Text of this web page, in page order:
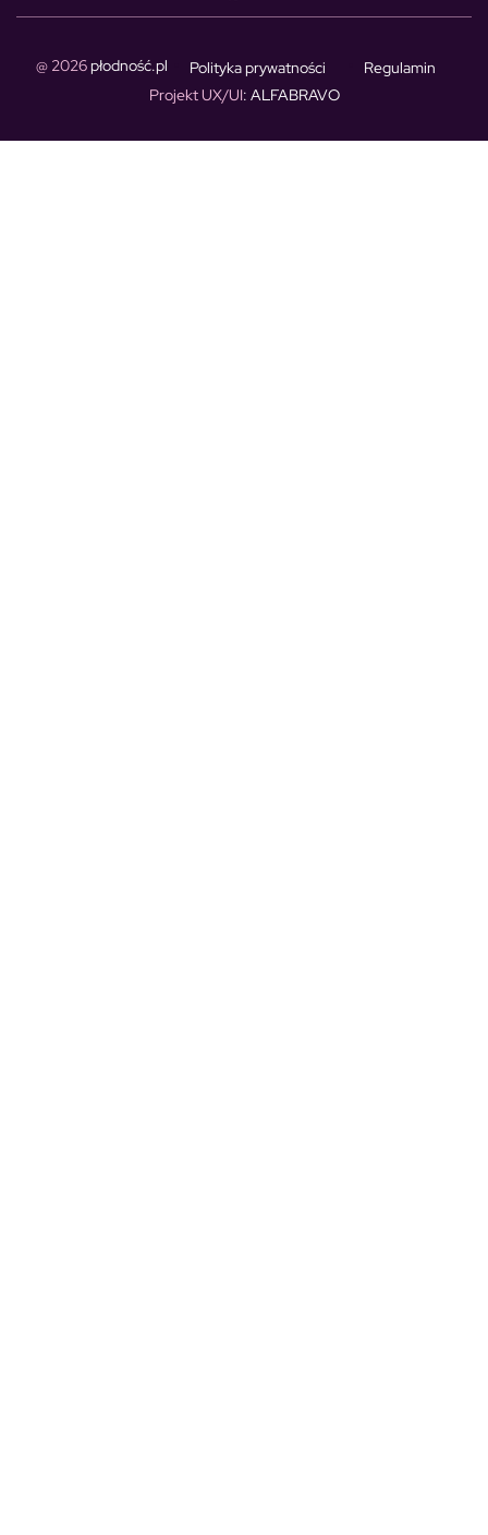
@ 2026płodność.pl Polityka prywatności
Regulamin
Projekt UX/UI: ALFABRAVO